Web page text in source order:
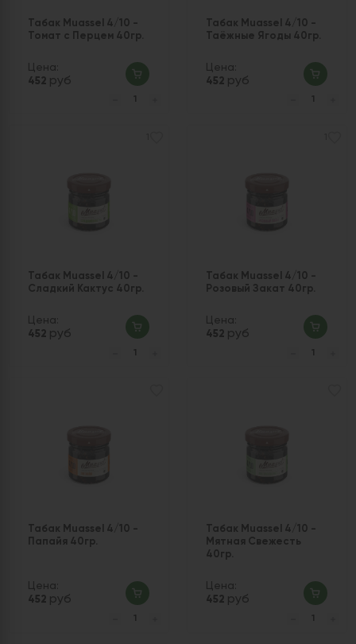
Табак Muassel 4/10 -
Томат с Перцем 40гр.
Цена:
452 руб
Табак Muassel 4/10 -
Таёжные Ягоды 40гр.
Цена:
452 руб
Табак Muassel 4/10 -
Сладкий Кактус 40гр.
Цена:
452 руб
Табак Muassel 4/10 -
Розовый Закат 40гр.
Цена:
452 руб
Табак Muassel 4/10 -
Папайя 40гр.
Цена:
452 руб
Табак Muassel 4/10 -
Мятная Свежесть
40гр.
Цена:
452 руб